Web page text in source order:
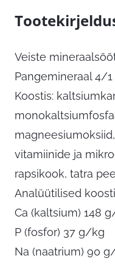
Veiste mineraalsööt
Pangemineraal 4/1
Koostis:
vitamiinide ja
rapsikook, tatra
Analüütilised
Ca (kaltsium) 148
P (fosfor) 37 g/kg
Na (naatrium) 90